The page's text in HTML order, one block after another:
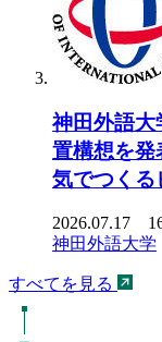
神田外語大
置構想を発
気でつくる
2026.07.17
神田外語大学
すべてを見る